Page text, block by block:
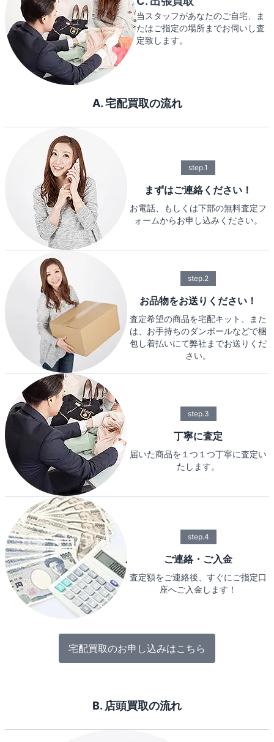
当スタッフがあなたのご自宅、ま
たはご指定の場所までお伺いし査
定致します。
A. 宅配買取の流れ
step.1
まずはご連絡ください！
お電話、もしくは下部の無料査定フ
ォームからお申し込みください。
step.2
お品物をお送りください！
査定希望の商品を宅配キット、また
は、お手持ちのダンボールなどで梱
包し着払いにて弊社までお送りくだ
さい。
step.3
丁寧に査定
届いた商品を１つ１つ丁寧に査定い
たします。
step.4
ご連絡・ご入金
査定額をご連絡後、すぐにご指定口
座へご入金します！
宅配買取のお申し込みはこちら
B. 店頭買取の流れ